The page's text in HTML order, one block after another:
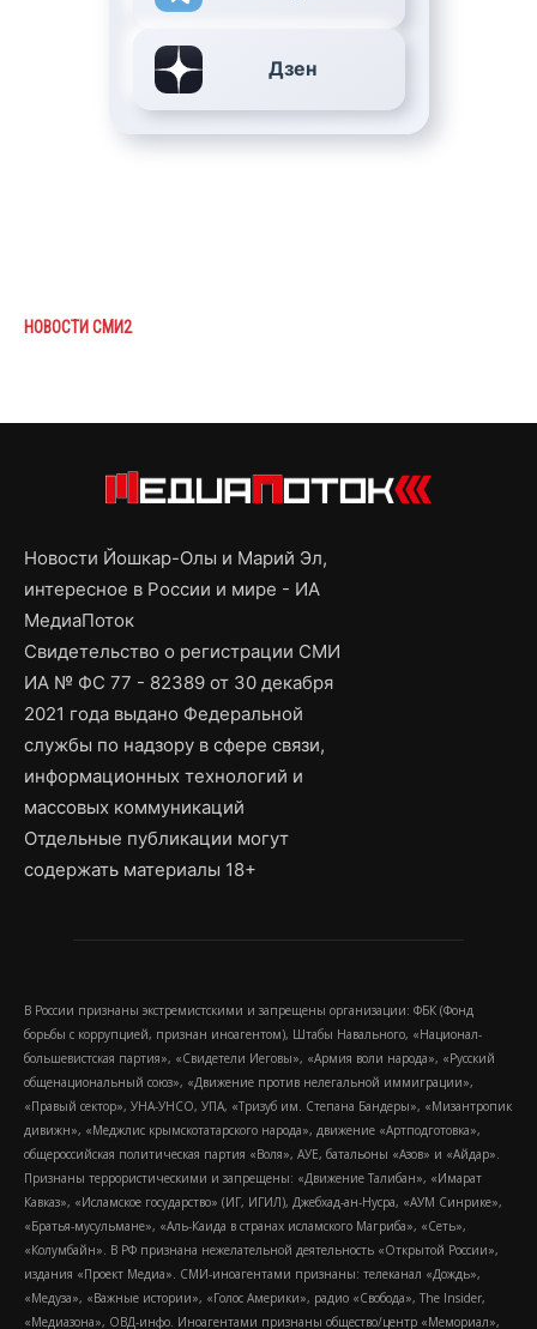
Дзен
НОВОСТИ СМИ2
Новости Йошкар-Олы и Марий Эл,
интересное в России и мире - ИА
МедиаПоток
Свидетельство о регистрации СМИ
ИА № ФС 77 - 82389 от 30 декабря
2021 года выдано Федеральной
службы по надзору в сфере связи,
информационных технологий и
массовых коммуникаций
Отдельные публикации могут
содержать материалы 18+
В России признаны экстремистскими и запрещены организации: ФБК (Фонд
борьбы с коррупцией, признан иноагентом), Штабы Навального, «Национал-
большевистская партия», «Свидетели Иеговы», «Армия воли народа», «Русский
общенациональный союз», «Движение против нелегальной иммиграции»,
«Правый сектор», УНА-УНСО, УПА, «Тризуб им. Степана Бандеры», «Мизантропик
дивижн», «Меджлис крымскотатарского народа», движение «Артподготовка»,
общероссийская политическая партия «Воля», АУЕ, батальоны «Азов» и «Айдар».
Признаны террористическими и запрещены: «Движение Талибан», «Имарат
Кавказ», «Исламское государство» (ИГ, ИГИЛ), Джебхад-ан-Нусра, «АУМ Синрике»,
«Братья-мусульмане», «Аль-Каида в странах исламского Магриба», «Сеть»,
«Колумбайн». В РФ признана нежелательной деятельность «Открытой России»,
издания «Проект Медиа». СМИ-иноагентами признаны: телеканал «Дождь»,
«Медуза», «Важные истории», «Голос Америки», радио «Свобода», The Insider,
«Медиазона», ОВД-инфо. Иноагентами признаны общество/центр «Мемориал»,